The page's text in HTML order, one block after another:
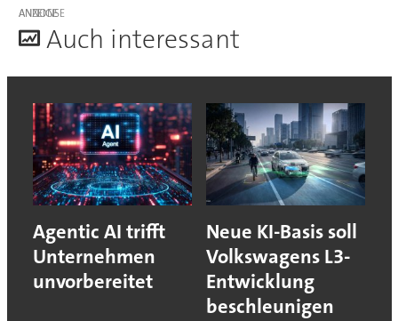
ANZEIGE
Auch interessant
Agentic AI trifft
Unternehmen
unvorbereitet
Neue KI-Basis soll
Volkswagens L3-
Entwicklung
beschleunigen